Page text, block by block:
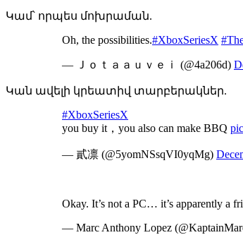
Կամ՝ որպես մոխրաման.
Oh, the possibilities.#XboxSeriesX
— Ｊｏｔａａｕｖｅｉ (@4a206d)
Կան ավելի կրեատիվ տարբերակներ.
#XboxSeriesX
you buy it，you also can make BBQ
— 貳凛 (@5yomNSsqVI0yqMg)
Okay. It’s not a PC… it’s apparently a
— Marc Anthony Lopez